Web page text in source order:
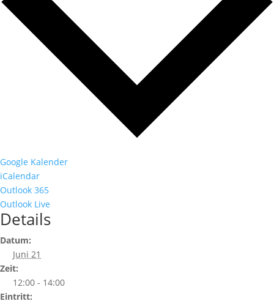
Google Kalender
iCalendar
Outlook 365
Outlook Live
Details
Datum:
Juni 21
Zeit:
12:00 - 14:00
Eintritt: